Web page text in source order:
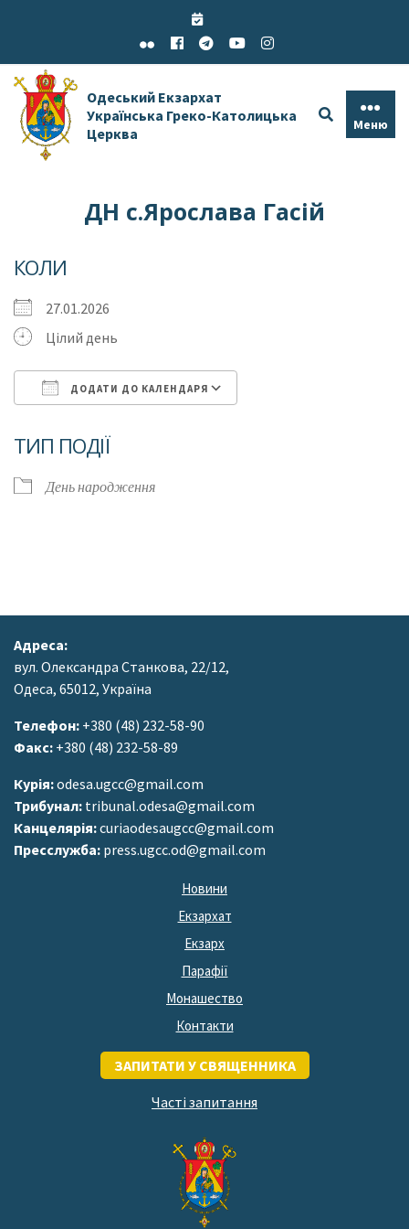
Одеський Екзархат
Українська Греко-Католицька
Церква
Меню
ДН с.Ярослава Гасій
КОЛИ
27.01.2026
Цілий день
ДОДАТИ ДО КАЛЕНДАРЯ
ТИП ПОДІЇ
День народження
Адреса:
вул. Олександра Станкова, 22/12,
Одеса, 65012, Україна
Телефон: +380 (48) 232-58-90
Факс: +380 (48) 232-58-89
Курія:odesa.ugcc@gmail.com
Трибунал: tribunal.odesa@gmail.com
Канцелярія:curiaodesaugcc@gmail.com
Пресслужба: press.ugcc.od@gmail.com
Новини
Екзархат
Екзарх
Парафії
Монашество
Контакти
ЗАПИТАТИ У СВЯЩЕННИКА
Часті запитання